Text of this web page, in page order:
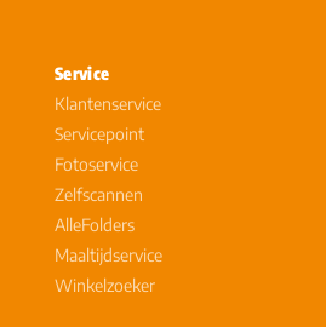
Service
Klantenservice
Servicepoint
Fotoservice
Zelfscannen
AlleFolders
Maaltijdservice
Winkelzoeker